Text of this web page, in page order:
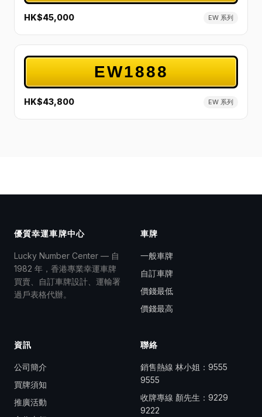
HK$45,000 EW 系列
EW1888
HK$43,800 EW 系列
優質幸運車牌中心
Lucky Number Center — 自
1982 年，香港專業幸運車牌
買賣、自訂車牌設計、運輸署
過戶表格代辦。
車牌
一般車牌
自訂車牌
價錢最低
價錢最高
資訊
公司簡介
買牌須知
推廣活動
聯絡
銷售熱線 林小姐： 9555
9555
收牌專線 顏先生： 9229
9222